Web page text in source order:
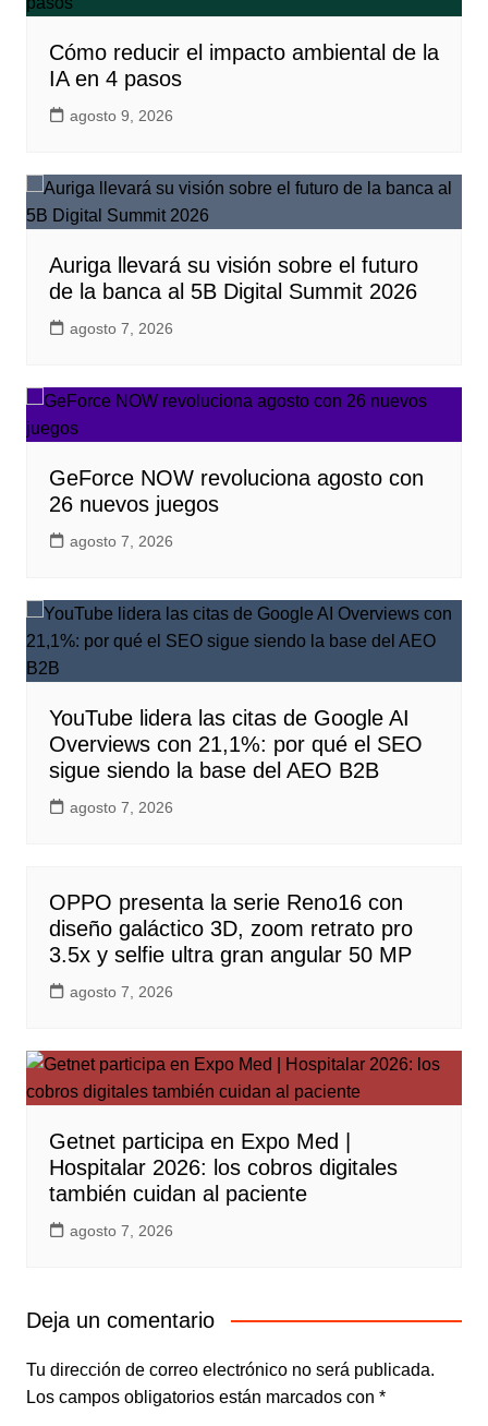
Cómo reducir el impacto ambiental de la
IA en 4 pasos
agosto 9, 2026
Auriga llevará su visión sobre el futuro
de la banca al 5B Digital Summit 2026
agosto 7, 2026
GeForce NOW revoluciona agosto con
26 nuevos juegos
agosto 7, 2026
YouTube lidera las citas de Google AI
Overviews con 21,1%: por qué el SEO
sigue siendo la base del AEO B2B
agosto 7, 2026
OPPO presenta la serie Reno16 con
diseño galáctico 3D, zoom retrato pro
3.5x y selfie ultra gran angular 50 MP
agosto 7, 2026
Getnet participa en Expo Med |
Hospitalar 2026: los cobros digitales
también cuidan al paciente
agosto 7, 2026
Deja un comentario
Tu dirección de correo electrónico no será publicada.
Los campos obligatorios están marcados con *